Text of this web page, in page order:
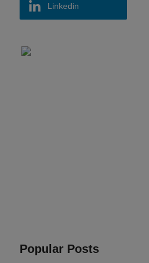
Linkedin
Popular Posts